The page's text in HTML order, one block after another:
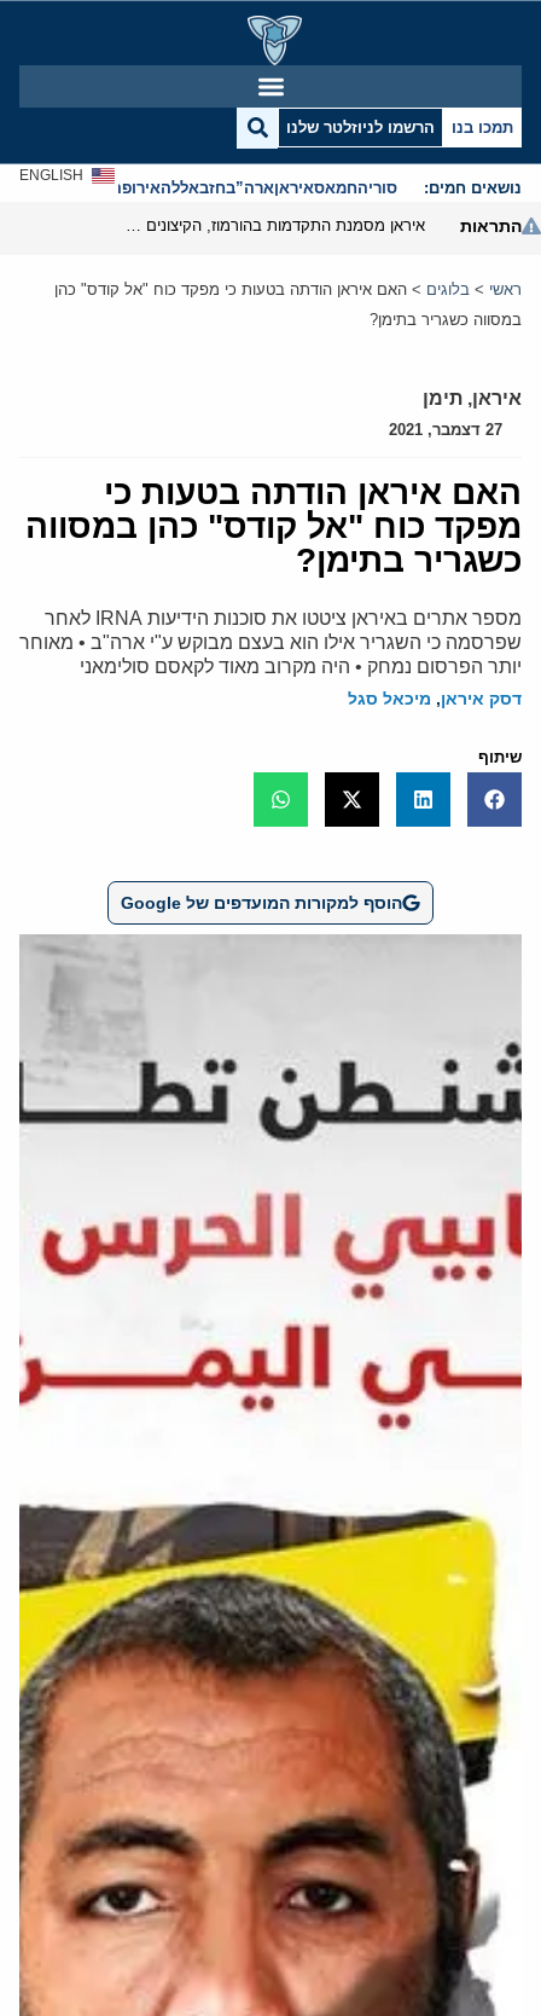
תמכו בנו הרשמו לניוזלטר שלנו
נושאים חמים: סוריהחמאסאיראןארה”בחזבאללהאירופהאנטישמיות
ENGLISH
התראות
ראשי > בלוגים > האם איראן הודתה בטעות כי מפקד כוח "אל קודס" כהן
במסווה כשגריר בתימן?
איראן, תימן
27 דצמבר, 2021
האם איראן הודתה בטעות כי
מפקד כוח "אל קודס" כהן במסווה
כשגריר בתימן?
מספר אתרים באיראן ציטטו את סוכנות הידיעות IRNA לאחר
שפרסמה כי השגריר אילו הוא בעצם מבוקש ע"י ארה"ב • מאוחר
יותר הפרסום נמחק • היה מקרוב מאוד לקאסם סולימאני
דסק איראן, מיכאל סגל
שיתוף
הוסף למקורות המועדפים של Google